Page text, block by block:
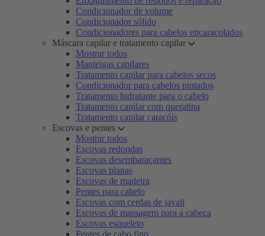
Condicionador de volume
Condicionador sólido
Condicionadores para cabelos encaracolados
Máscara capilar e tratamento capilar
Mostrar todos
Manteigas capilares
Tratamento capilar para cabelos secos
Condicionador para cabelos pintados
Tratamento hidratante para o cabelo
Tratamento capilar com queratina
Tratamento capilar caracóis
Escovas e pentes
Mostrar todos
Escovas redondas
Escovas desembaraçantes
Escovas planas
Escovas de madeira
Pentes para cabelo
Escovas com cerdas de javali
Escovas de massagem para a cabeça
Escovas esqueleto
Pentes de cabo fino